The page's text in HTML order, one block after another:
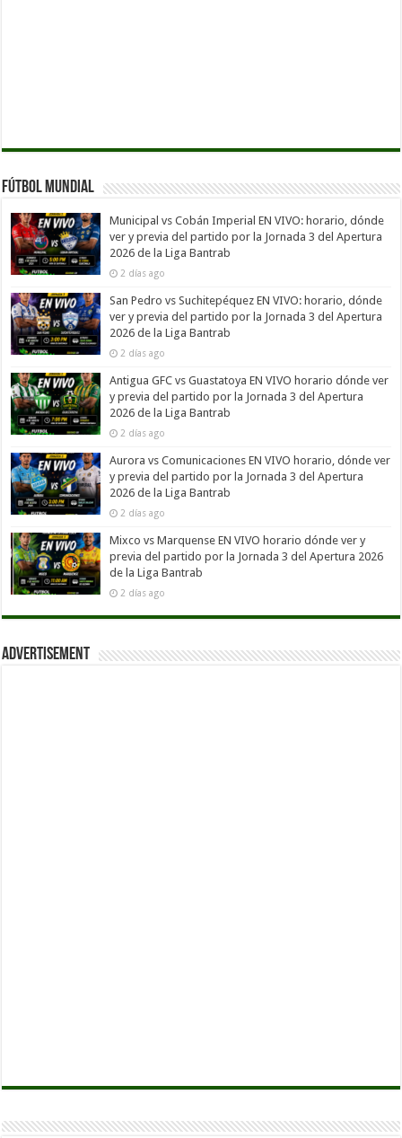
Fútbol Mundial
Municipal vs Cobán Imperial EN VIVO: horario, dónde
ver y previa del partido por la Jornada 3 del Apertura
2026 de la Liga Bantrab
2 días ago
San Pedro vs Suchitepéquez EN VIVO: horario, dónde
ver y previa del partido por la Jornada 3 del Apertura
2026 de la Liga Bantrab
2 días ago
Antigua GFC vs Guastatoya EN VIVO horario dónde ver
y previa del partido por la Jornada 3 del Apertura
2026 de la Liga Bantrab
2 días ago
Aurora vs Comunicaciones EN VIVO horario, dónde ver
y previa del partido por la Jornada 3 del Apertura
2026 de la Liga Bantrab
2 días ago
Mixco vs Marquense EN VIVO horario dónde ver y
previa del partido por la Jornada 3 del Apertura 2026
de la Liga Bantrab
2 días ago
Advertisement